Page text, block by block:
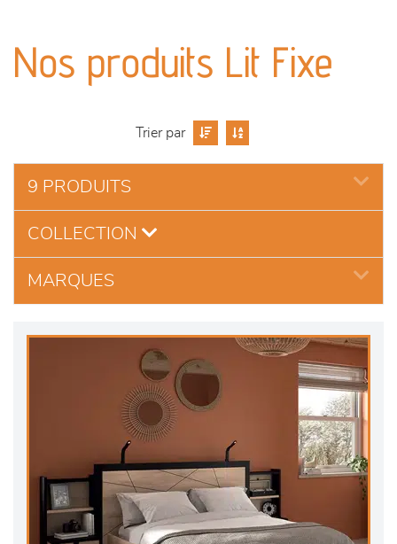
séjours
literie
décoration
Nos produits Lit Fixe
Trier par
9 PRODUITS
COLLECTION
MARQUES